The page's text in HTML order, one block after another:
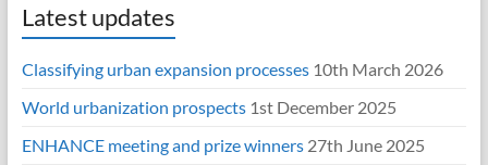
Latest updates
Classifying urban expansion processes 10th March 2026
World urbanization prospects 1st December 2025
ENHANCE meeting and prize winners 27th June 2025